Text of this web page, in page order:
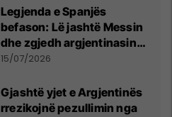
kërkon shkarkimin e
menjëhershëm të
Snezhana Paunoviq
Legjenda e Spanjës
befason: Lë jashtë Messin
dhe zgjedh argjentinasin
më të mirë në botë
15/07/2026
Gjashtë yjet e Argjentinës
rrezikojnë pezullimin nga